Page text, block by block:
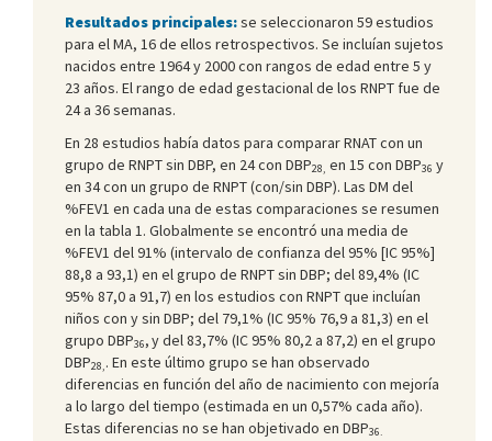
Resultados principales:se seleccionaron 59 estudios
para el MA, 16 de ellos retrospectivos. Se incluían sujetos
nacidos entre 1964 y 2000 con rangos de edad entre 5 y
23 años. El rango de edad gestacional de los RNPT fue de
24 a 36 semanas.
En 28 estudios había datos para comparar RNAT con un
grupo de RNPT sin DBP, en 24 con DBP28, en 15 con DBP36 y
en 34 con un grupo de RNPT (con/sin DBP). Las DM del
%FEV1 en cada una de estas comparaciones se resumen
en la tabla 1. Globalmente se encontró una media de
%FEV1 del 91% (intervalo de confianza del 95% [IC 95%]
88,8 a 93,1) en el grupo de RNPT sin DBP; del 89,4% (IC
95% 87,0 a 91,7) en los estudios con RNPT que incluían
niños con y sin DBP; del 79,1% (IC 95% 76,9 a 81,3) en el
grupo DBP36,y del 83,7% (IC 95% 80,2 a 87,2) en el grupo
DBP28,. En este último grupo se han observado
diferencias en función del año de nacimiento con mejoría
a lo largo del tiempo (estimada en un 0,57% cada año).
Estas diferencias no se han objetivado en DBP36.